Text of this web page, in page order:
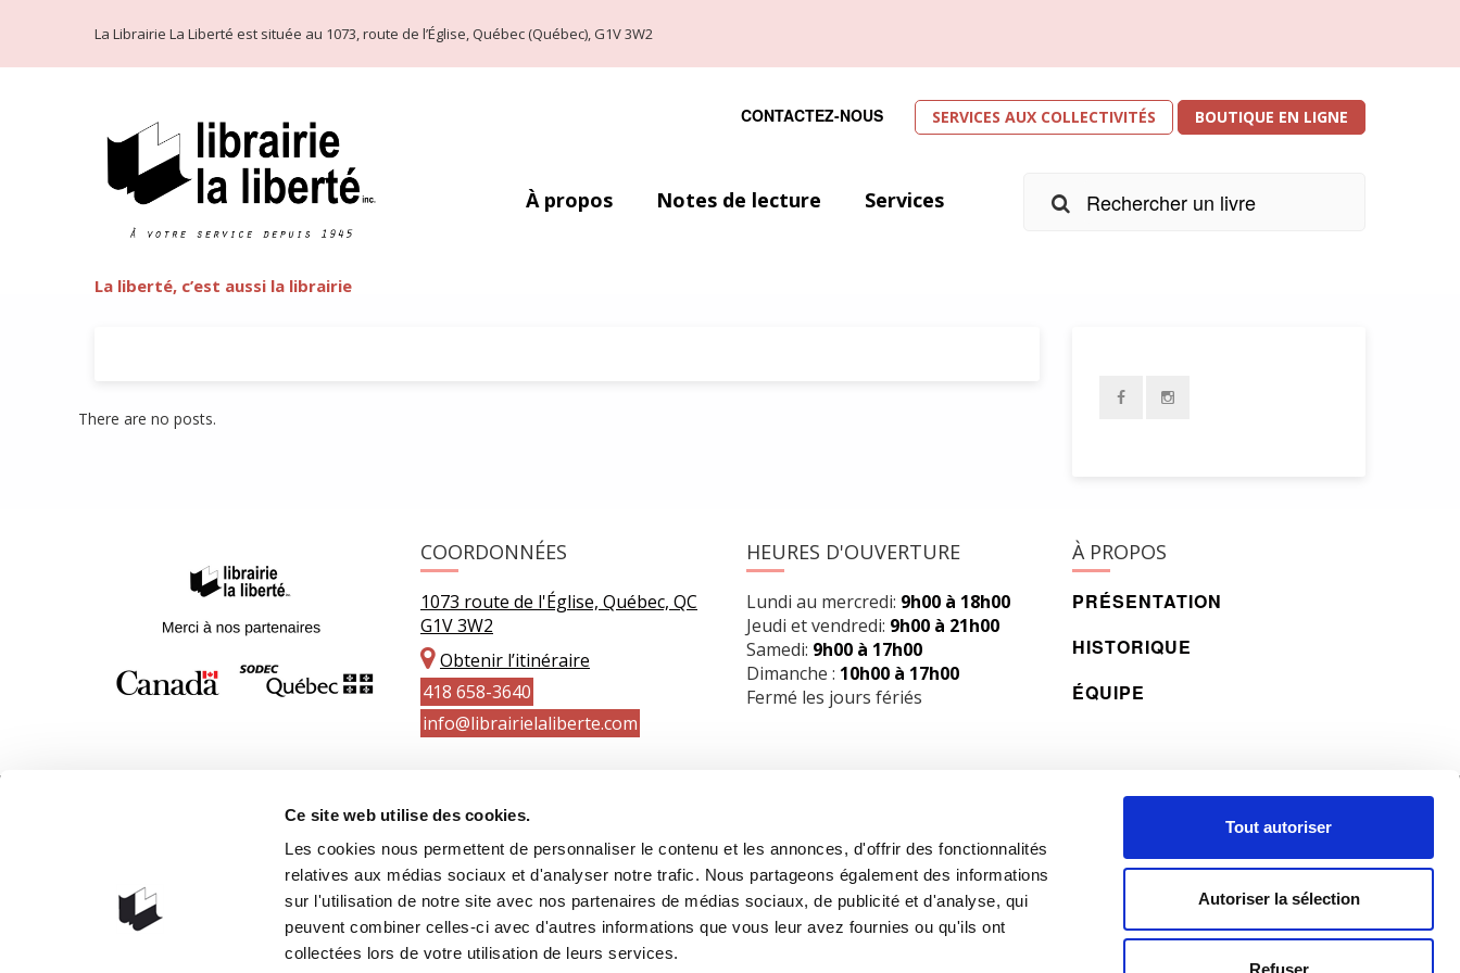
Ce site web utilise des cookies.
Les cookies nous permettent de personnaliser le contenu et les annonces, d'offrir des fonctionnalités
relatives aux médias sociaux et d'analyser notre trafic. Nous partageons également des informations
sur l'utilisation de notre site avec nos partenaires de médias sociaux, de publicité et d'analyse, qui
peuvent combiner celles-ci avec d'autres informations que vous leur avez fournies ou qu'ils ont
collectées lors de votre utilisation de leurs services.
Tout autoriser
Autoriser la sélection
Refuser
La Librairie La Liberté est située au 1073, route de l’Église, Québec (Québec), G1V 3W2
La liberté, c’est aussi la librairie
CONTACTEZ-NOUS SERVICES AUX COLLECTIVITÉS BOUTIQUE EN LIGNE
À propos Notes de lecture Services
There are no posts.
COORDONNÉES
1073 route de l'Église, Québec, QC
G1V 3W2
Obtenir l’itinéraire
418 658-3640
info@librairielaliberte.com
HEURES D'OUVERTURE
Lundi au mercredi: 9h00 à 18h00
Jeudi et vendredi: 9h00 à 21h00
Samedi: 9h00 à 17h00
Dimanche : 10h00 à 17h00
Fermé les jours fériés
À PROPOS
PRÉSENTATION
HISTORIQUE
ÉQUIPE
© 2026 All rights reserved.